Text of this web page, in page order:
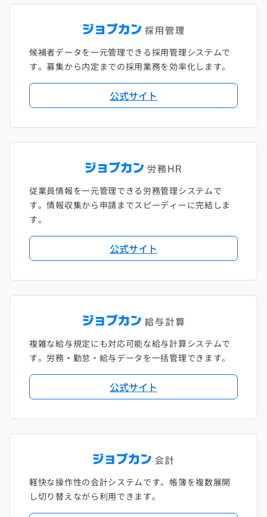
候補者データを一元管理できる採用管理システムで
す。募集から内定までの採用業務を効率化します。
公式サイト
従業員情報を一元管理できる労務管理システムで
す。情報収集から申請までスピーディーに完結しま
す。
公式サイト
複雑な給与規定にも対応可能な給与計算システムで
す。労務・勤怠・給与データを一括管理できます。
公式サイト
軽快な操作性の会計システムです。帳簿を複数展開
し切り替えながら利用できます。